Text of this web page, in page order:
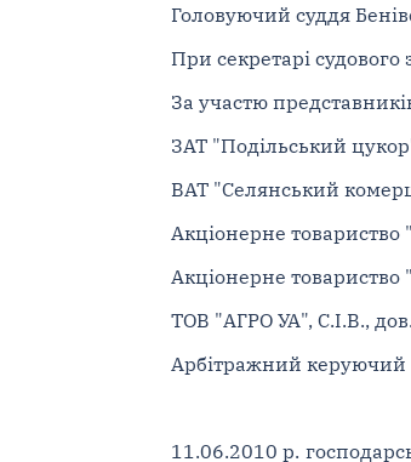
Головуючий суддя
При секретарі
За участю
ЗАТ "Подільський
ВАТ "Селянський
Акціонерне товариство
Акціонерне товариство
ТОВ "АГРО УА", С.І.В.,
Арбітражний керуючий
11.06.2010 р.